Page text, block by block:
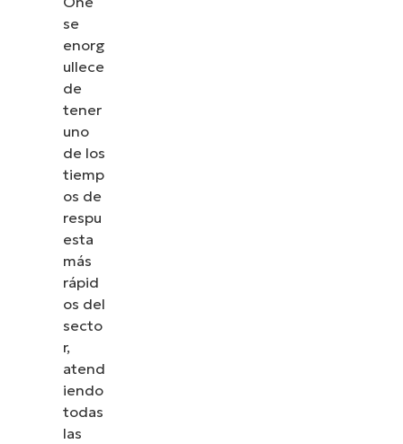
se
enorg
ullece
de
tener
uno
de los
tiemp
os de
respu
esta
más
rápid
os del
secto
r,
atend
iendo
todas
las